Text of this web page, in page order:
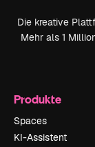
Die kreative
Mehr als 1
Produkte
Spaces
KI-Assistent